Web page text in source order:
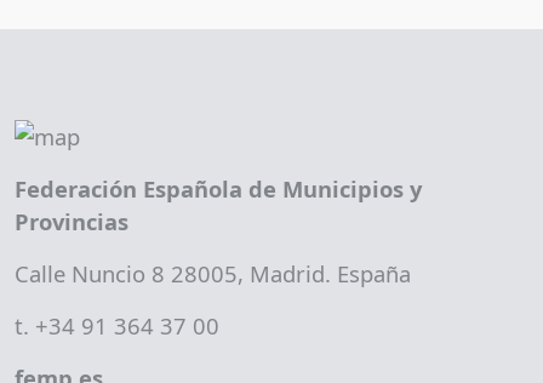
Federación Española de Municipios y
Provincias
Calle Nuncio 8 28005, Madrid. España
t. +34 91 364 37 00